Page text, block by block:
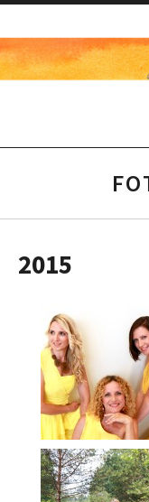
to
content
2015